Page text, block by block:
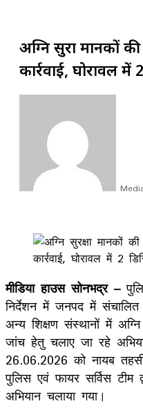
अग्नि सुरक्षा मानकों
कार्रवाई, घोरावल में
Facebook
LinkedIn
WhatsApp
Telegram
मीडिया हाउस सोनभद्र –
निर्देशन में जनपद में संचालित
अन्य शिक्षण संस्थानों में
जांच हेतु चलाए जा रहे
26.06.2026 को नायब
पुलिस एवं फायर सर्विस टीम
अभियान चलाया गया।